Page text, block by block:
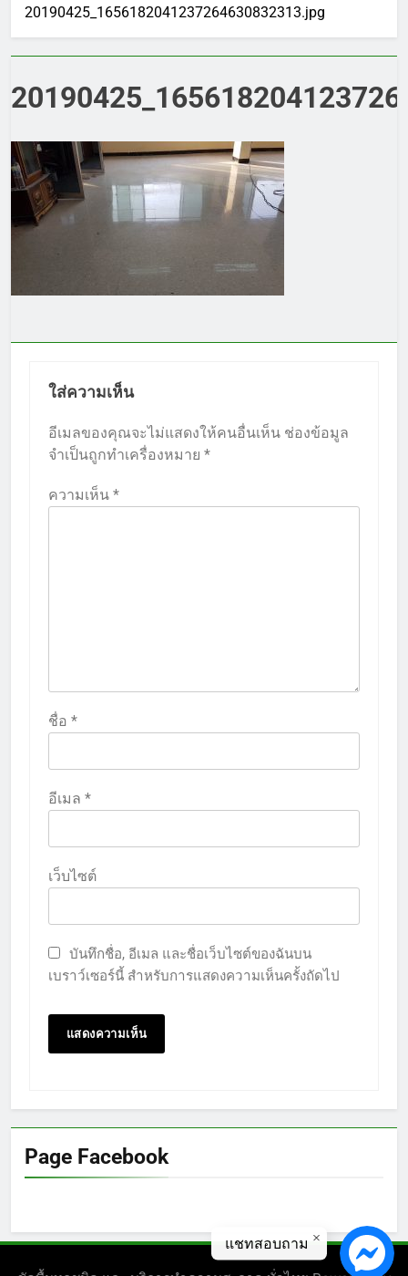
20190425_1656182041237264630832313.jpg
ใส่ความเห็น
อีเมลของคุณจะไม่แสดงให้คนอื่นเห็น ช่องข้อมูล
จำเป็นถูกทำเครื่องหมาย *
ความเห็น *
ชื่อ *
อีเมล *
เว็บไซต์
บันทึกชื่อ, อีเมล และชื่อเว็บไซต์ของฉันบน
เบราว์เซอร์นี้ สำหรับการแสดงความเห็นครั้งถัดไป
Page Facebook
แชทสอบถาม